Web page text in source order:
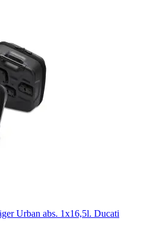
Urban abs. 1x16,5l. Ducati